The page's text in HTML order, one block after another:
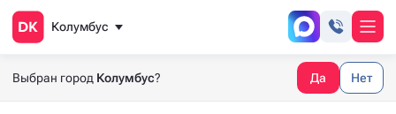
Колумбус
Выбран город Колумбус? Да Нет